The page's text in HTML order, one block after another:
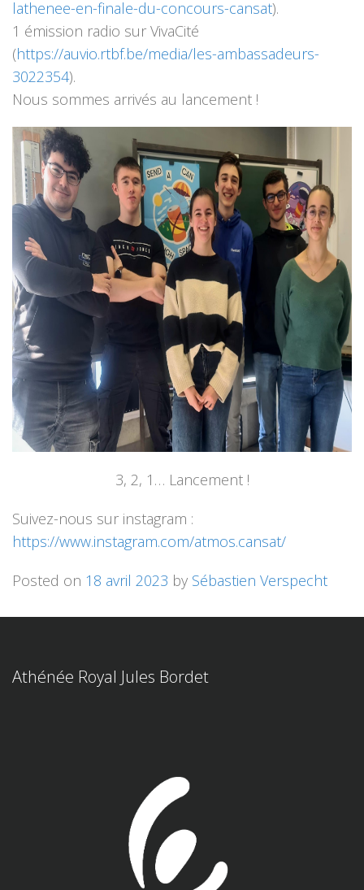
lathenee-en-finale-du-concours-cansat).
1 émission radio sur VivaCité
(https://auvio.rtbf.be/media/les-ambassadeurs-
3022354).
Nous sommes arrivés au lancement !
3, 2, 1… Lancement !
Suivez-nous sur instagram :
https://www.instagram.com/atmos.cansat/
Posted on 18 avril 2023 by Sébastien Verspecht
Athénée Royal Jules Bordet